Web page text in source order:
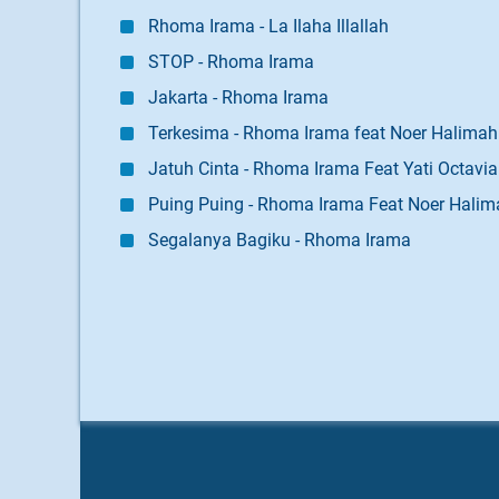
Rhoma Irama - La Ilaha Illallah
STOP - Rhoma Irama
Jakarta - Rhoma Irama
Terkesima - Rhoma Irama feat Noer Halimah
Jatuh Cinta - Rhoma Irama Feat Yati Octavia
Puing Puing - Rhoma Irama Feat Noer
Segalanya Bagiku - Rhoma Irama